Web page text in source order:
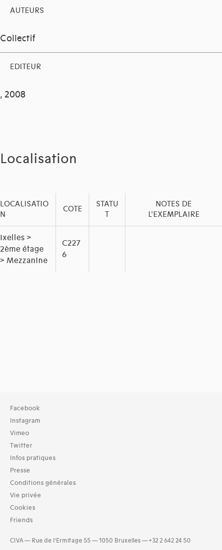
AUTEURS
Collectif
EDITEUR
, 2008
Localisation
LOCALISATIO
N
COTE
STATU
T
NOTES DE
L'EXEMPLAIRE
Ixelles >
2ème étage
> Mezzanine
C227
6
Facebook
Instagram
Vimeo
Twitter
Infos pratiques
Presse
Conditions générales
Vie privée
Cookies
Friends
CIVA — Rue de l’Ermitage 55 — 1050 Bruxelles — +32 2 642 24 50